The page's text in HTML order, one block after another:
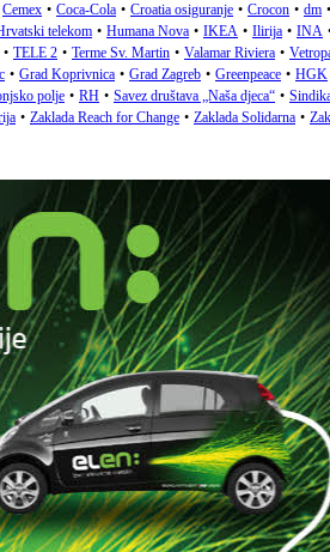
Cemex • Coca-Cola • Croatia osiguranje • Crocon • dm •
telekom • Humana Nova • IKEA • Ilirija • INA
• TELE 2 • Terme Sv. Martin • Valamar Riviera •
• Grad Koprivnica • Grad Zagreb • Greenpeace • HGK
polje • RH • Savez društava „Naša djeca“ •
• Zaklada Reach for Change • Zaklada Solidarna •